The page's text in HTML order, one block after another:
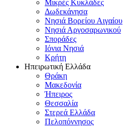
Μικρές Κυκλάδες
Δωδεκάνησα
Νησιά Βορείου Αιγαίου
Νησιά Αργοσαρωνικού
Σποράδες
Ιόνια Νησιά
Κρήτη
Ηπειρωτική Ελλάδα
Θράκη
Μακεδονία
Ήπειρος
Θεσσαλία
Στερεά Ελλάδα
Πελοπόννησος